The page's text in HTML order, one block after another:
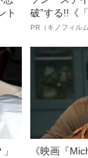
ト
破”する!!《
ボ》
PR（キノフィルム
《映画『